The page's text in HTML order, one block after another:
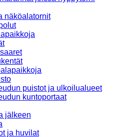
näköalatornit
puistot ja ulkoilualueet
kuntoportaat
jälkeen
ja huvilat